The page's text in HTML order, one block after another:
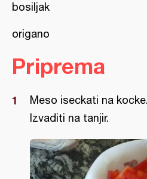
bosiljak
origano
Priprema
Meso iseckati na
Izvaditi na tanjir.